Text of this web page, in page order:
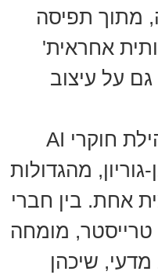
מתוך תפיסה
אחראית'
על עיצוב
התוכנית נשענת על קהילת חוקרי AI
מהגדולות
אחת. בין חברי
טרייסטר, מומחה
שיכהן